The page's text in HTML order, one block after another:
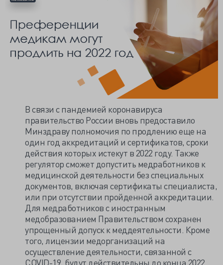
В связи с пандемией коронавируса
правительство России вновь предоставило
Минздраву полномочия по продлению еще на
один год аккредитаций и сертификатов, сроки
действия которых истекут в 2022 году. Также
регулятор сможет допустить медработников к
медицинской деятельности без специальных
документов, включая сертификаты специалиста,
или при отсутствии пройденной аккредитации.
Для медработников с иностранным
медобразованием Правительством сохранен
упрощенный допуск к меддеятельности. Кроме
того, лицензии медорганизаций на
осуществление деятельности, связанной с
COVID-19, будут действительны до конца 2022